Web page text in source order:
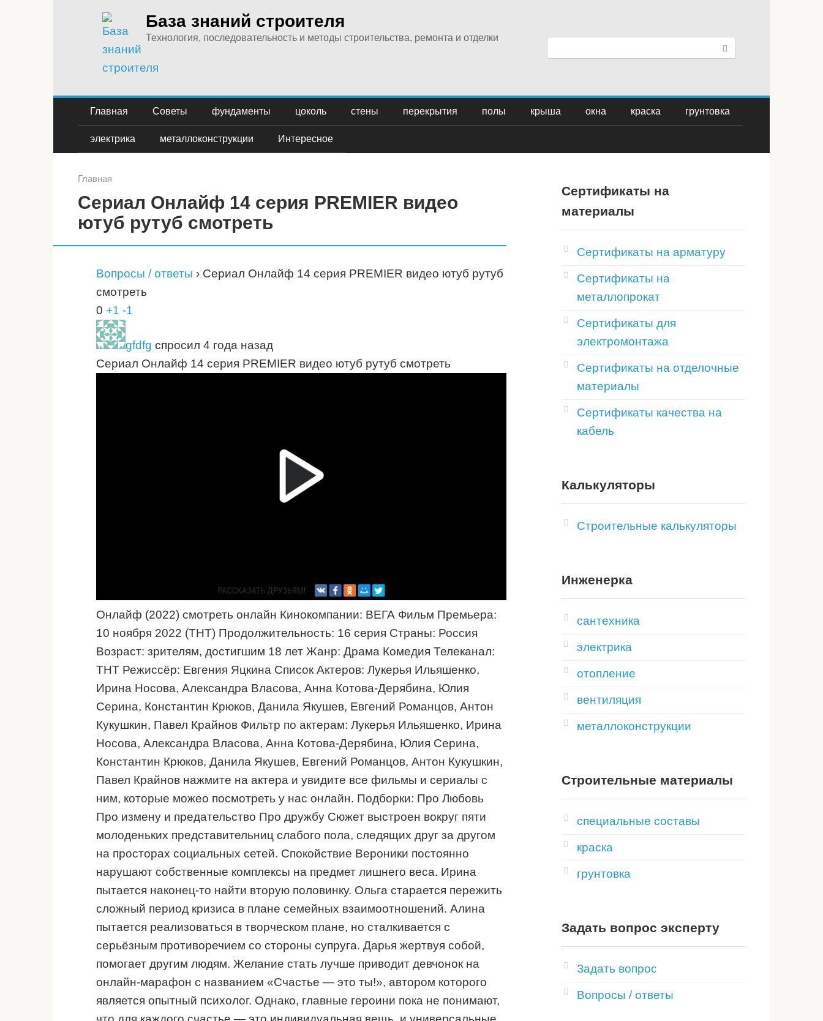
База знаний строителя
Технология, последовательность и методы строительства, ремонта и отделки
с
Главная Советы фундаменты цоколь стены перекрытия полы крыша окна краска грунтовка
электрика металлоконструкции Интересное
Главная
Сериал Онлайф 14 серия PREMIER видео
ютуб рутуб смотреть
Вопросы / ответы › Сериал Онлайф 14 серия PREMIER видео ютуб рутуб
смотреть
0 +1 -1
gfdfg спросил 4 года назад
Сериал Онлайф 14 серия PREMIER видео ютуб рутуб смотреть
Онлайф (2022) смотреть онлайн Кинокомпании: ВЕГА Фильм Премьера:
10 ноября 2022 (ТНТ) Продолжительность: 16 серия Страны: Россия
Возраст: зрителям, достигшим 18 лет Жанр: Драма Комедия Телеканал:
ТНТ Режиссёр: Евгения Яцкина Список Актеров: Лукерья Ильяшенко,
Ирина Носова, Александра Власова, Анна Котова-Дерябина, Юлия
Серина, Константин Крюков, Данила Якушев, Евгений Романцов, Антон
Кукушкин, Павел Крайнов Фильтр по актерам: Лукерья Ильяшенко, Ирина
Носова, Александра Власова, Анна Котова-Дерябина, Юлия Серина,
Константин Крюков, Данила Якушев, Евгений Романцов, Антон Кукушкин,
Павел Крайнов нажмите на актера и увидите все фильмы и сериалы с
ним, которые можео посмотреть у нас онлайн. Подборки: Про Любовь
Про измену и предательство Про дружбу Сюжет выстроен вокруг пяти
молоденьких представительниц слабого пола, следящих друг за другом
на просторах социальных сетей. Спокойствие Вероники постоянно
нарушают собственные комплексы на предмет лишнего веса. Ирина
пытается наконец-то найти вторую половинку. Ольга старается пережить
сложный период кризиса в плане семейных взаимоотношений. Алина
пытается реализоваться в творческом плане, но сталкивается с
серьёзным противоречием со стороны супруга. Дарья жертвуя собой,
помогает другим людям. Желание стать лучше приводит девчонок на
онлайн-марафон с названием «Счастье — это ты!», автором которого
является опытный психолог. Однако, главные героини пока не понимают,
Сертификаты на
материалы
Сертификаты на арматуру
Сертификаты на
металлопрокат
Сертификаты для
электромонтажа
Сертификаты на отделочные
материалы
Сертификаты качества на
кабель
Калькуляторы
Строительные калькуляторы
Инженерка
сантехника
электрика
отопление
вентиляция
металлоконструкции
Строительные материалы
специальные составы
краска
грунтовка
Задать вопрос эксперту
Задать вопрос
Вопросы / ответы